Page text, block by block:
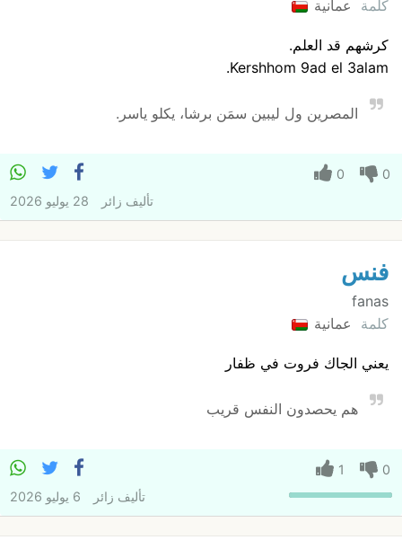
كلمة
عمانية
كرشهم قد العلم.
Kershhom 9ad el 3alam.
المصرين ول ليبين سمَن برشا، يكلو ياسر.
0
0
تأليف زائر 28 يوليو 2026
فنس
fanas
كلمة
عمانية
يعني الجاك فروت في ظفار
هم يحصدون النفس قريب
0
1
تأليف زائر 6 يوليو 2026